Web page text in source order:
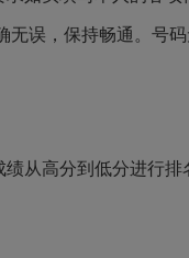
误，保持畅通。号
从高分到低分进行